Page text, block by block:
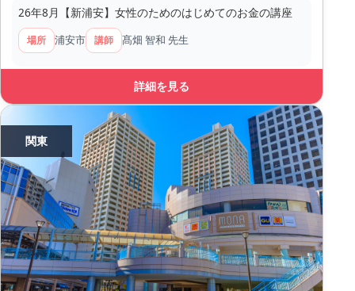
26年8月【新浦安】女性のためのはじめてのお金の講座
場所 浦安市 講師 髙畑 智和 先生
詳細を見る
関東